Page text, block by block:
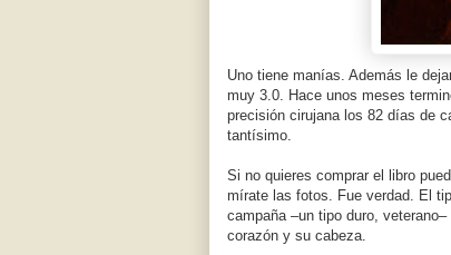
Uno tiene manías. Además le
muy 3.0. Hace unos meses
precisión cirujana los 82 días de
tantísimo.
Si no quieres comprar el libro
mírate las fotos. Fue verdad. El
campaña –un tipo duro,
corazón y su cabeza.